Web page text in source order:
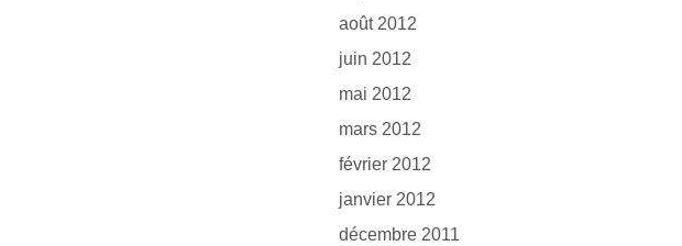
août 2012
juin 2012
mai 2012
mars 2012
février 2012
janvier 2012
décembre 2011